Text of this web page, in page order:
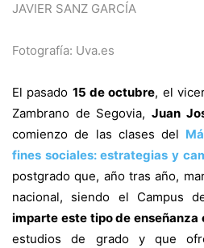
JAVIER SANZ GARCÍA
Fotografía: Uva.es
El pasado 15 de octubre, el
Zambrano de Segovia,Juan
comienzo de las clases del
fines sociales: estrategias y
postgrado que, año tras año,
nacional, siendo el Campus
imparte este tipo de enseñanza
estudios de grado y que